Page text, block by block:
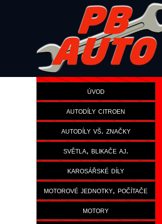
úvod
autodíly citroen
autodíly vš. značky
světla, blikače aj.
karosářské díly
motorové jednotky, počítače
motory